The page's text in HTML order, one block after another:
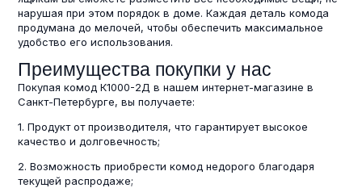
нарушая при этом порядок в доме. Каждая деталь комода
продумана до мелочей, чтобы обеспечить максимальное
удобство его использования.
Преимущества покупки у нас
Покупая комод К1000-2Д в нашем интернет-магазине в
Санкт-Петербурге, вы получаете:
1. Продукт от производителя, что гарантирует высокое
качество и долговечность;
2. Возможность приобрести комод недорого благодаря
текущей распродаже;